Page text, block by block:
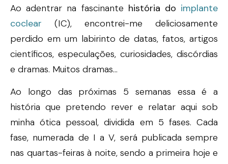
Ao adentrar na fascinante história do implante
coclear (IC), encontrei-me deliciosamente
perdido em um labirinto de datas, fatos, artigos
científicos, especulações, curiosidades, discórdias
e dramas. Muitos dramas…
Ao longo das próximas 5 semanas essa é a
história que pretendo rever e relatar aqui sob
minha ótica pessoal, dividida em 5 fases. Cada
fase, numerada de I a V, será publicada sempre
nas quartas-feiras à noite, sendo a primeira hoje e